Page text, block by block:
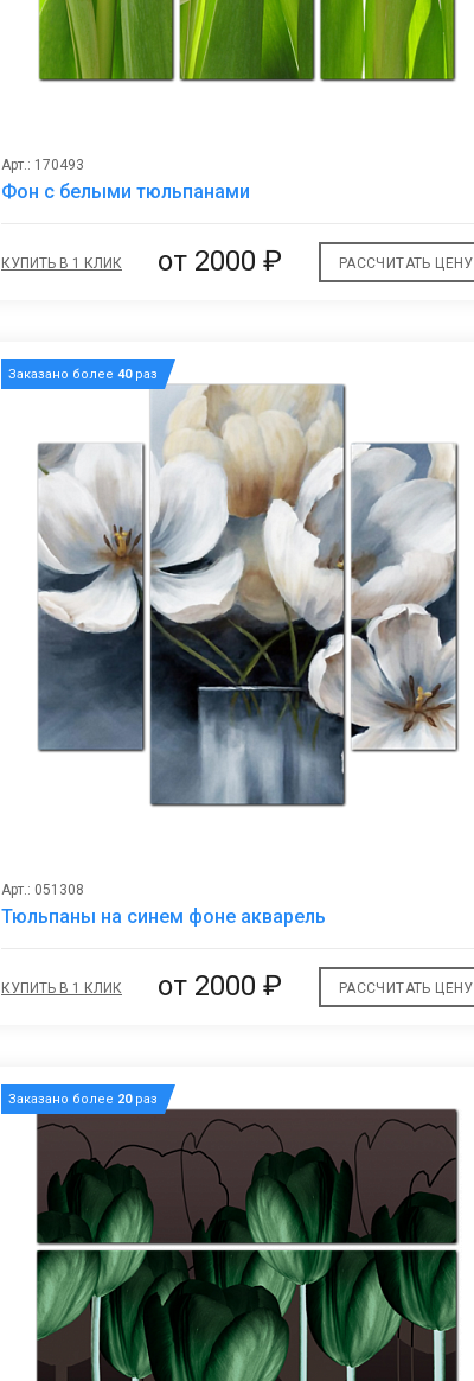
Арт.: 170493
Фон с белыми тюльпанами
КУПИТЬ В 1 КЛИК от 2000 ₽ РАССЧИТАТЬ ЦЕНУ
Заказано более 40раз
Арт.: 051308
Тюльпаны на синем фоне акварель
КУПИТЬ В 1 КЛИК от 2000 ₽ РАССЧИТАТЬ ЦЕНУ
Заказано более 20раз